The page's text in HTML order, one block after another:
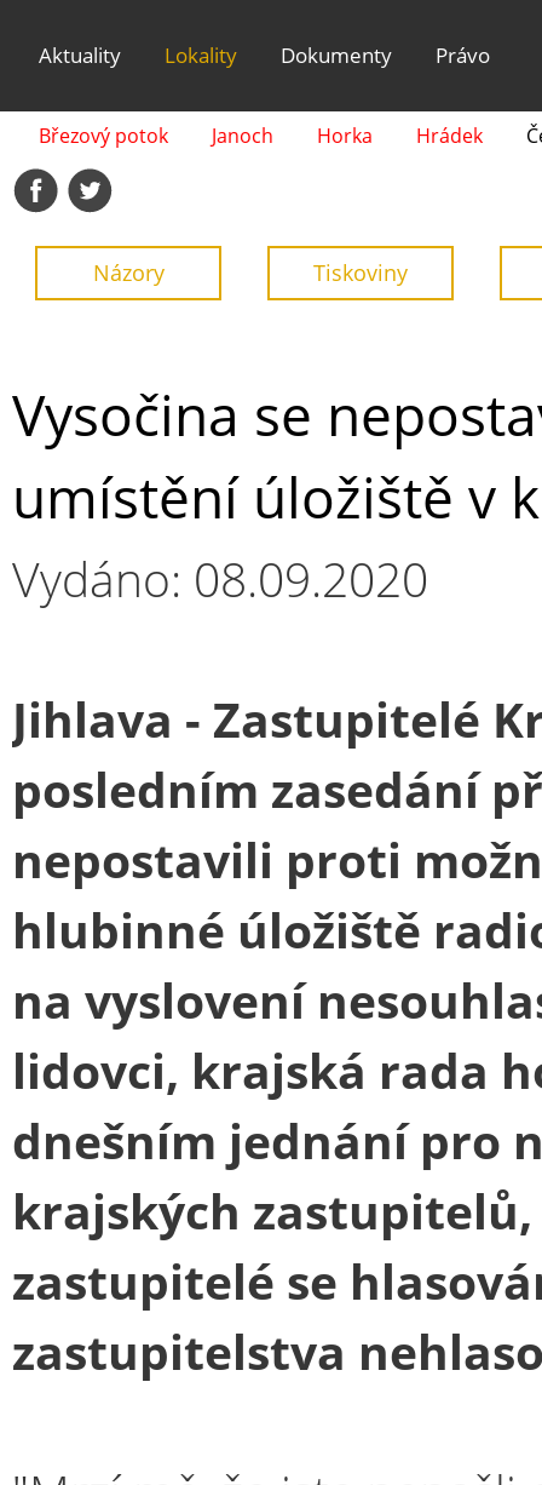
Aktuality Lokality
Březový potok Janoch Horka Hrádek
Dokumenty Právo
Názory Tiskoviny
Vysočina se
umístění úložiště v
Vydáno: 08.09.2020
Jihlava - Zastupitelé
posledním zasedání
nepostavili proti
hlubinné úložiště
na vyslovení
lidovci, krajská rada
dnešním jednání pro
krajských
zastupitelé se
zastupitelstva